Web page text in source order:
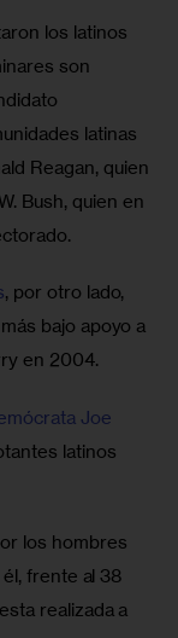
los latinos
son
latinas
Reagan, quien
Bush, quien en
, por otro lado,
bajo apoyo a
en 2004.
Joe
latinos
los hombres
frente al 38
realizada a